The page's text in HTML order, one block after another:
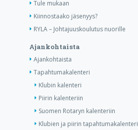
Tule mukaan
Kiinnostaako jäsenyys?
RYLA – Johtajuuskoulutus nuorille
Ajankohtaista
Ajankohtaista
Tapahtumakalenteri
Klubin kalenteri
Piirin kalenteriin
Suomen Rotaryn kalenteriin
Klubien ja piirin tapahtumakalenteri